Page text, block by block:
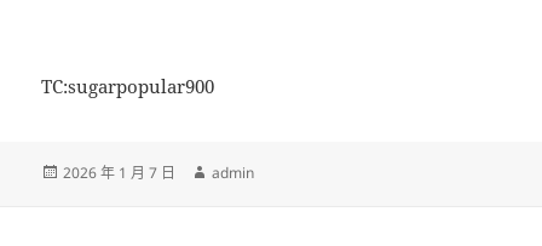
TC:sugarpopular900
發
2026 年 1 月 7 日
作
admin